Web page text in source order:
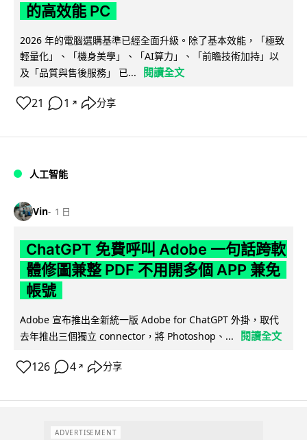
的高效能 PC
2026 年的電腦選購基準已經全面升級。除了基本效能，「極致
輕量化」、「機身美學」、「AI算力」、「前瞻技術加持」以
及「品質與售後服務」 已...
閱讀全文
21 1 ↗ 分享
人工智能
Vin 1 日
ChatGPT 免費呼叫 Adobe 一句話跨軟
體修圖兼整 PDF 不用開多個 APP 兼免
帳號
Adobe 宣布推出全新統一版 Adobe for ChatGPT 外掛，取代
去年推出三個獨立 connector，將 Photoshop、...
閱讀全文
126 4 ↗ 分享
ADVERTISEMENT